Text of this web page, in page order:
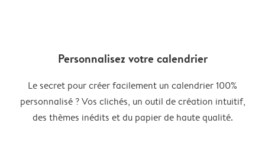
Personnalisez votre calendrier
Le secret pour créer facilement un calendrier 100%
personnalisé ? Vos clichés, un outil de création intuitif,
des thèmes inédits et du papier de haute qualité.